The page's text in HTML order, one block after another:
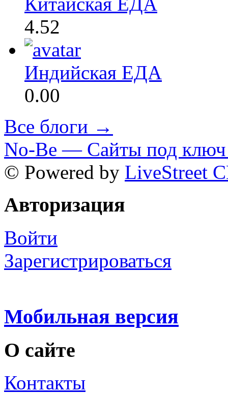
4.52
Индийская ЕДА
0.00
Все блоги →
No-Be — Сайты под ключ
© Powered by LiveStreet
Авторизация
Войти
Зарегистрироваться
Мобильная версия
О сайте
Контакты